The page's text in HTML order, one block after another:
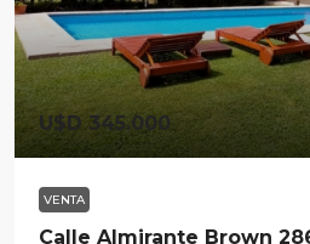
U$D 345.000
VENTA
Calle Almirante Brown